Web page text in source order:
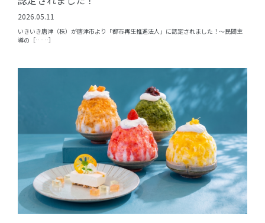
2026.05.11
いきいき唐津（株）が唐津市より「都市再生推進法人」に認定されました！〜民間主
導の［……］